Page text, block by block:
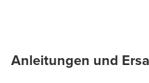
Anleitungen und